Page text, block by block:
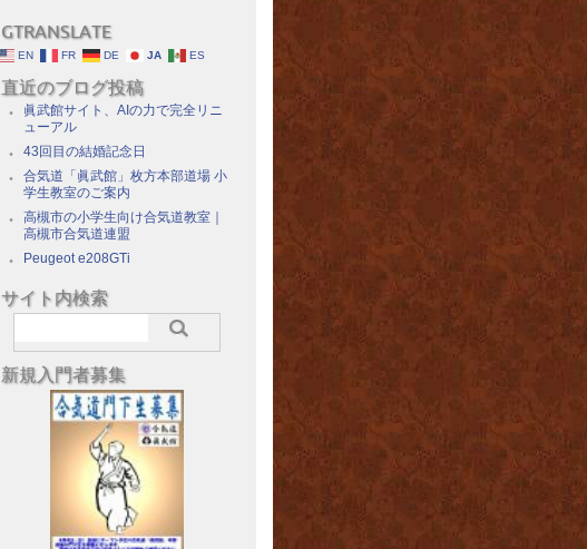
GTRANSLATE
EN FR DE JA ES
直近のブログ投稿
眞武館サイト、AIの力で完全リニ
ューアル
43回目の結婚記念日
合気道「眞武館」枚方本部道場 小
学生教室のご案内
高槻市の小学生向け合気道教室｜
高槻市合気道連盟
Peugeot e208GTi
サイト内検索
新規入門者募集